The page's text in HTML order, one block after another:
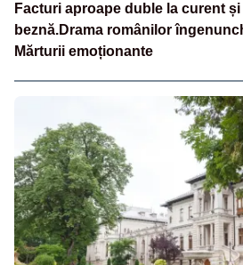
Facturi aproape duble la curent
beznă.Drama românilor
Mărturii emoționante